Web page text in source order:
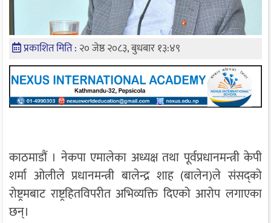
प्रकाशित मिति : २० जेष्ठ २०८३, बुधबार १३:४९
काठमाडौं । नेकपा एमालेका अध्यक्ष तथा पूर्वप्रधानमन्त्री केपी
शर्मा ओलीले प्रधानमन्त्री बालेन्द्र शाह (बालेन)ले संसद्को
रोष्ट्रमबाट राष्ट्रहितविपरीत अभिव्यक्ति दिएको आरोप लगाएका
छन्।